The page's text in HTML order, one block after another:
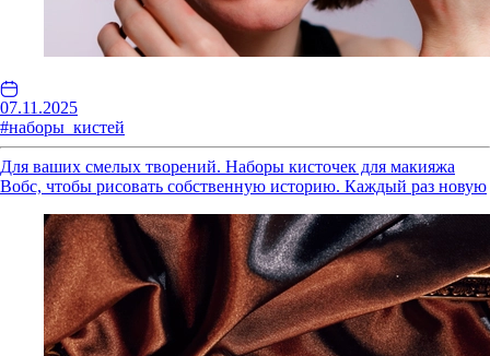
07.11.2025
#наборы_кистей
Для ваших смелых творений. Наборы кисточек для макияжа
Вобс, чтобы рисовать собственную историю. Каждый раз новую